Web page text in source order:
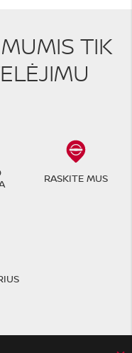
TIK
RASKITE MUS